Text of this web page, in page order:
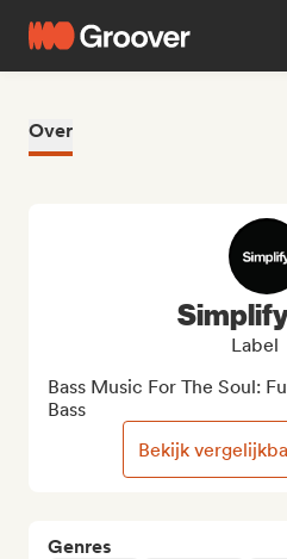
Over
Genres
Label
Bass Music For The Soul:
Bass
Bekijk